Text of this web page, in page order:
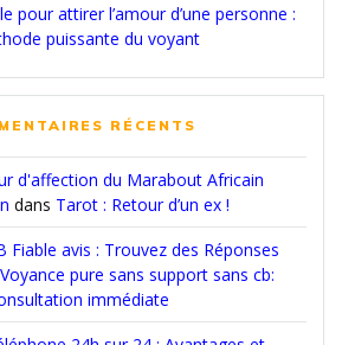
pour attirer l’amour d’une personne :
puissante du voyant
RÉCENTS
d'affection du Marabout Africain
dans Tarot : Retour d’un ex !
Fiable avis : Trouvez des Réponses
Voyance pure sans support sans cb:
immédiate